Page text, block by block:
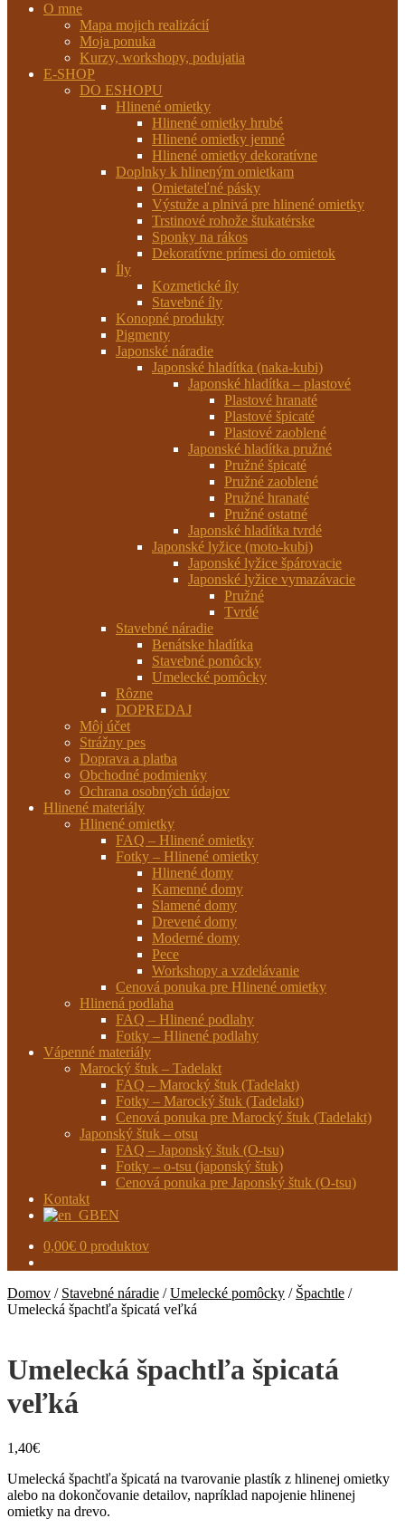
O mne
Mapa mojich realizácií
Moja ponuka
Kurzy, workshopy, podujatia
E-SHOP
DO ESHOPU
Hlinené omietky
Hlinené omietky hrubé
Hlinené omietky jemné
Hlinené omietky dekoratívne
Doplnky k hlineným omietkam
Omietateľné pásky
Výstuže a plnivá pre hlinené omietky
Trstinové rohože štukatérske
Sponky na rákos
Dekoratívne prímesi do omietok
Íly
Kozmetické íly
Stavebné íly
Konopné produkty
Pigmenty
Japonské náradie
Japonské hladítka (naka-kubi)
Japonské hladítka – plastové
Plastové hranaté
Plastové špicaté
Plastové zaoblené
Japonské hladítka pružné
Pružné špicaté
Pružné zaoblené
Pružné hranaté
Pružné ostatné
Japonské hladítka tvrdé
Japonské lyžice (moto-kubi)
Japonské lyžice špárovacie
Japonské lyžice vymazávacie
Pružné
Tvrdé
Stavebné náradie
Benátske hladítka
Stavebné pomôcky
Umelecké pomôcky
Rôzne
DOPREDAJ
Môj účet
Strážny pes
Doprava a platba
Obchodné podmienky
Ochrana osobných údajov
Hlinené materiály
Hlinené omietky
FAQ – Hlinené omietky
Fotky – Hlinené omietky
Hlinené domy
Kamenné domy
Slamené domy
Drevené domy
Moderné domy
Pece
Workshopy a vzdelávanie
Cenová ponuka pre Hlinené omietky
Hlinená podlaha
FAQ – Hlinené podlahy
Fotky – Hlinené podlahy
Vápenné materiály
Marocký štuk – Tadelakt
FAQ – Marocký štuk (Tadelakt)
Fotky – Marocký štuk (Tadelakt)
Cenová ponuka pre Marocký štuk (Tadelakt)
Japonský štuk – otsu
FAQ – Japonský štuk (O-tsu)
Fotky – o-tsu (japonský štuk)
Cenová ponuka pre Japonský štuk (O-tsu)
Kontakt
EN
0,00€ 0 produktov
Domov / Stavebné náradie /Umelecké pomôcky / Špachtle /
Umelecká špachtľa špicatá veľká
Umelecká špachtľa špicatá
veľká
1,40€
Umelecká špachtľa špicatá na tvarovanie plastík z hlinenej omietky
alebo na dokončovanie detailov, napríklad napojenie hlinenej
omietky na drevo.